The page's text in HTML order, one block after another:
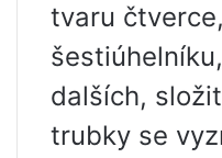
tvaru
dalších,
trubky se